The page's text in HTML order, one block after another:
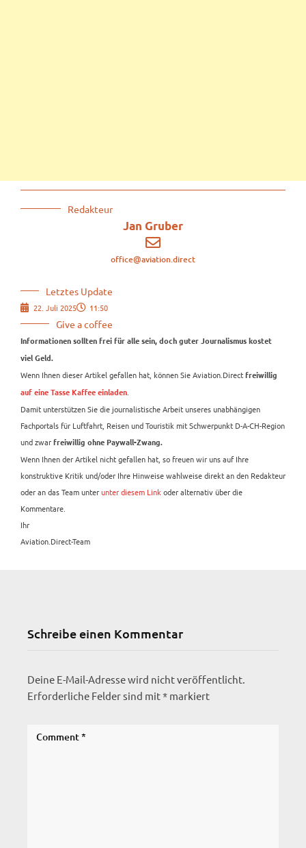
Redakteur
Jan Gruber
office@aviation.direct
Letztes Update
22. Juli 2025 11:50
Give a coffee
Informationen sollten frei für alle sein, doch guter Journalismus kostet
viel Geld.
Wenn Ihnen dieser Artikel gefallen hat, können Sie Aviation.Direct freiwillig
auf eine Tasse Kaffee einladen
Damit unterstützen Sie die journalistische Arbeit unseres unabhängigen
Fachportals für Luftfahrt, Reisen und Touristik mit Schwerpunkt D-A-CH-Region
und zwar freiwillig ohne Paywall-Zwang.
Wenn Ihnen der Artikel nicht gefallen hat, so freuen wir uns auf Ihre
konstruktive Kritik und/oder Ihre Hinweise wahlweise direkt an den Redakteur
oder an das Team unterunter diesem Link oder alternativ über die
Kommentare.
Ihr
Aviation.Direct-Team
Schreibe einen Kommentar
Deine E-Mail-Adresse wird nicht veröffentlicht.
Erforderliche Felder sind mit* markiert